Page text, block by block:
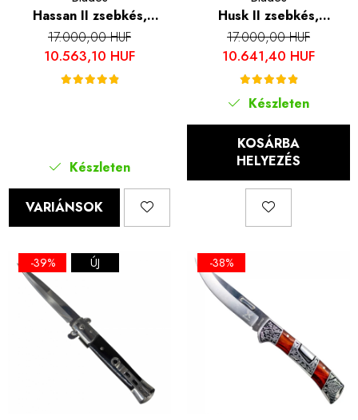
Hassan II zsebkés,
kempingezés és túrázás,
Rozsdamentes acél 440B,
24 cm
17.000,00 HUF
10.563,10 HUF
Készleten
VARIÁNSOK
Husk II zsebkés,
kempingezés és túrázás,
Rozsdamentes acél 7Cr13,
21 cm
17.000,00 HUF
10.641,40 HUF
Készleten
KOSÁRBA
HELYEZÉS
-39% ÚJ -38%